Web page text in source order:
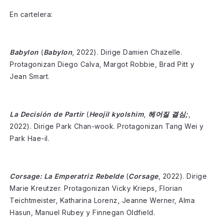
En cartelera:
Babylon (Babylon , 2022). Dirige Damien Chazelle.
Protagonizan Diego Calva, Margot Robbie, Brad Pitt y
Jean Smart.
La Decisión de Partir (Heojil kyolshim 헤어질 결심;
2022). Dirige Park Chan-wook. Protagonizan Tang Wei y
Park Hae-il.
Corsage: La Emperatriz Rebelde (Corsage, 2022). Dirige
Marie Kreutzer. Protagonizan Vicky Krieps, Florian
Teichtmeister, Katharina Lorenz, Jeanne Werner, Alma
Hasun, Manuel Rubey y Finnegan Oldfield.